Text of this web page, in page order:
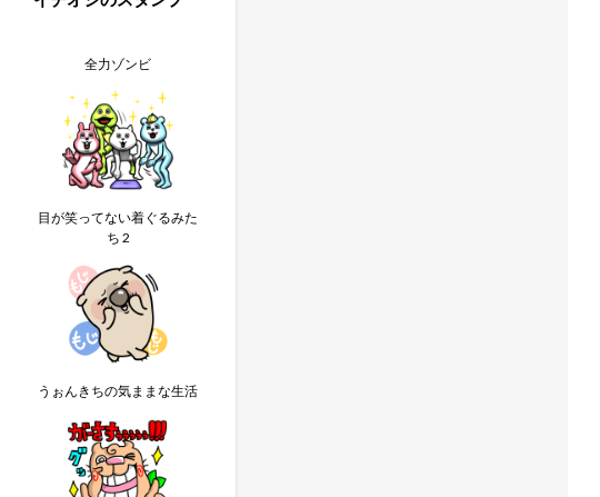
全力ゾンビ
目が笑ってない着ぐるみた
ち 2
うぉんきちの気ままな生活